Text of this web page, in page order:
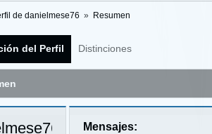
de danielmese76 » Resumen
del Perfil Distinciones
Mensajes: